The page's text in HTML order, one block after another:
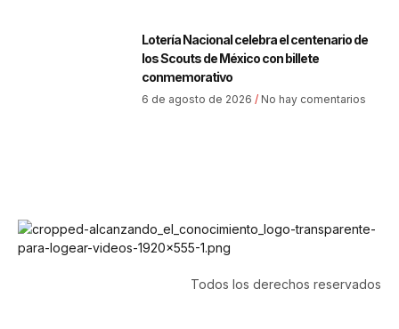
Lotería Nacional celebra el centenario de
los Scouts de México con billete
conmemorativo
6 de agosto de 2026 No hay comentarios
Todos los derechos reservados